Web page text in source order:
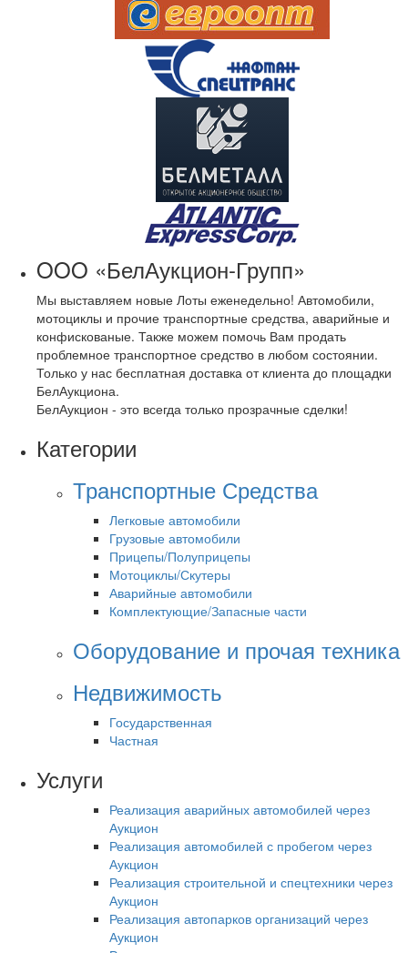
OOO «БелАукцион-Групп»
Мы выставляем новые Лоты еженедельно! Автомобили,
мотоциклы и прочие транспортные средства, аварийные и
конфискованые. Также можем помочь Вам продать
проблемное транспортное средство в любом состоянии.
Только у нас бесплатная доставка от клиента до площадки
БелАукциона.
БелАукцион - это всегда только прозрачные сделки!
Категории
Транспортные Средства
Легковые автомобили
Грузовые автомобили
Прицепы/Полуприцепы
Мотоциклы/Скутеры
Аварийные автомобили
Комплектующие/Запасные части
Оборудование и прочая техника
Недвижимость
Государственная
Частная
Услуги
Реализация аварийных автомобилей через
Аукцион
Реализация автомобилей с пробегом через
Аукцион
Реализация строительной и спецтехники через
Аукцион
Реализация автопарков организаций через
Аукцион